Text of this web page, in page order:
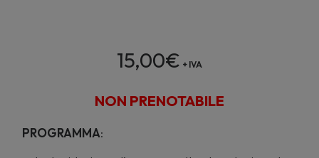
15,00€ + IVA
NON PRENOTABILE
PROGRAMMA: